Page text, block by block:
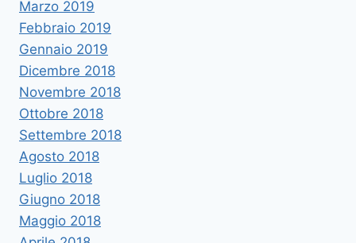
Marzo 2019
Febbraio 2019
Gennaio 2019
Dicembre 2018
Novembre 2018
Ottobre 2018
Settembre 2018
Agosto 2018
Luglio 2018
Giugno 2018
Maggio 2018